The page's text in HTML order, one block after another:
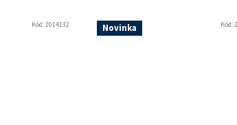
Kód:2014132 Novinka Kód: